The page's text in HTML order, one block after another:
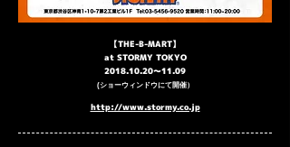
【THE-B-MART】
​at STORMY TOKYO
2018.10.20〜11.09
​(ショーウィンドウにて開催）
http://www.stormy.co.jp